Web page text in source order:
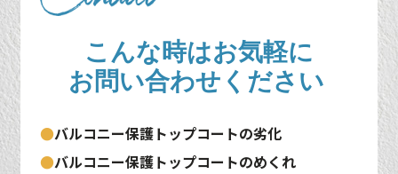
こんな時はお気軽に
お問い合わせください
●バルコニー保護トップコートの劣化
●バルコニー保護トップコートのめくれ